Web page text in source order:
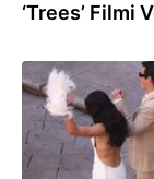
‘Trees’ Filmi
06.06.2026